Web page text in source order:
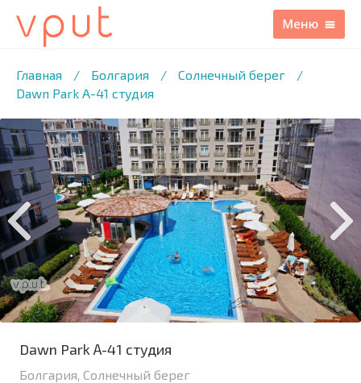
Главная / Болгария / Солнечный берег
/
Dawn Park А-41 студия
/4 ФОТО
Dawn Park А-41 студия
Болгария, Солнечный берег